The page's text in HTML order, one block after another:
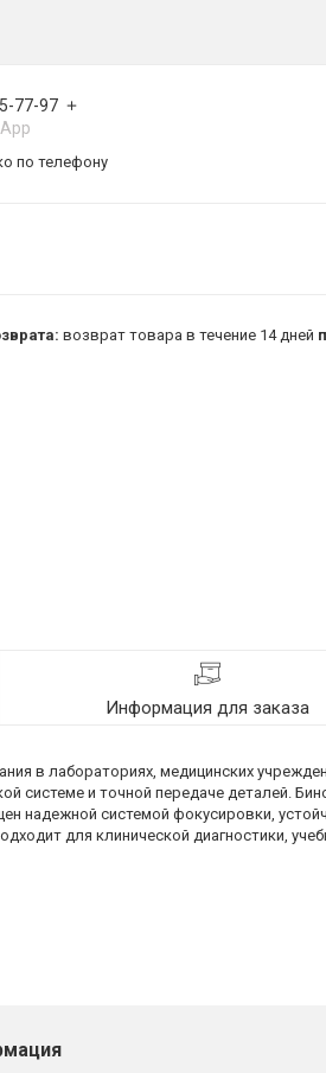
77-97
по телефону
возврат товара в течение 14 дней
Информация для заказа
в лабораториях, медицинских
системе и точной передаче деталей.
надежной системой фокусировки,
для клинической диагностики,